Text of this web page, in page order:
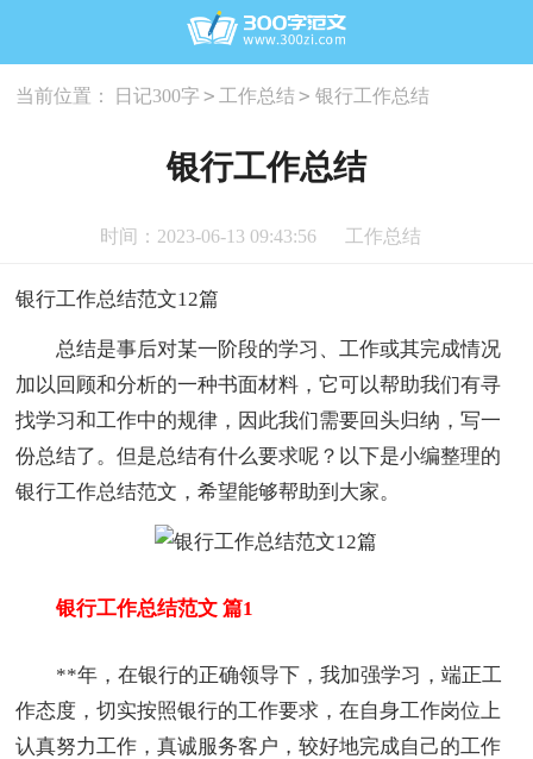
当前位置： 日记300字 > 工作总结 > 银行工作总结
银行工作总结
时间：2023-06-13 09:43:56 工作总结
银行工作总结范文12篇
总结是事后对某一阶段的学习、工作或其完成情况
加以回顾和分析的一种书面材料，它可以帮助我们有寻
找学习和工作中的规律，因此我们需要回头归纳，写一
份总结了。但是总结有什么要求呢？以下是小编整理的
银行工作总结范文，希望能够帮助到大家。
银行工作总结范文 篇1
**年，在银行的正确领导下，我加强学习，端正工
作态度，切实按照银行的工作要求，在自身工作岗位上
认真努力工作，真诚服务客户，较好地完成自己的工作